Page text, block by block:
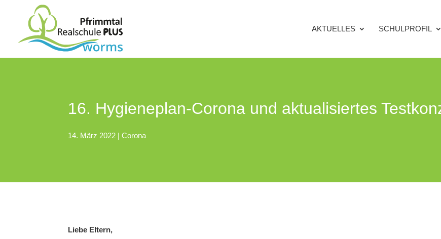
AKTUELLES SCHULPROFIL
16. Hygieneplan-Corona und aktualisiertes
14. März 2022 |Corona
Liebe Eltern,